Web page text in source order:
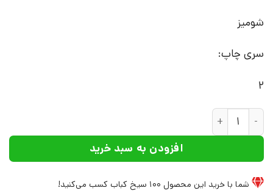
شومیز
سری چاپ:
2
کتاب چنین گفت فردین | انتشارات نشر چشمه عدد
افزودن به سبد خرید
شما با خرید این محصول 100 سیخ کباب کسب می‌کنید!